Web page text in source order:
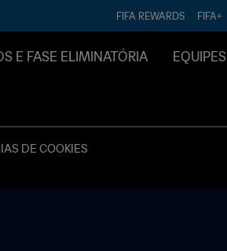
FIFA REWARDS FIFA+
E FASE ELIMINATÓRIA EQUIPES
DE COOKIES